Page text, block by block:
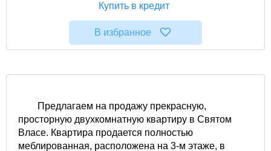
Купить в кредит
В избранное
Предлагаем на продажу прекрасную,
просторную двухкомнатную квартиру в Святом
Власе. Квартира продается полностью
меблированная, расположена на 3-м этаже, в